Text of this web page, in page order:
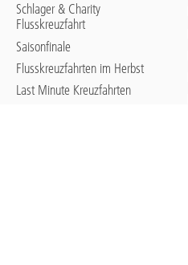
Schlager & Charity
Flusskreuzfahrt
Saisonfinale
Flusskreuzfahrten im Herbst
Last Minute Kreuzfahrten